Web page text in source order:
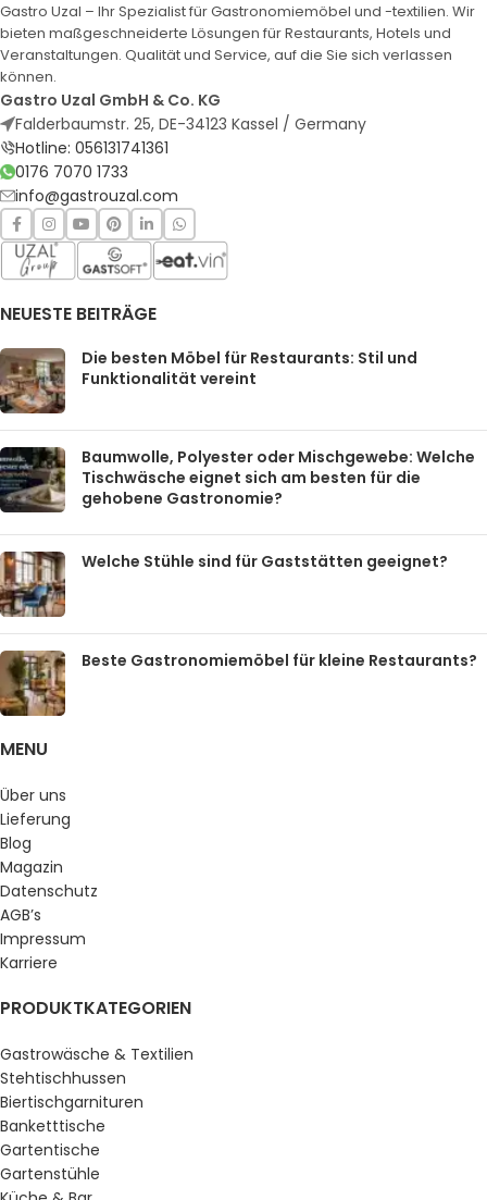
Gastro Uzal – Ihr Spezialist für Gastronomiemöbel und -textilien. Wir
bieten maßgeschneiderte Lösungen für Restaurants, Hotels und
Veranstaltungen. Qualität und Service, auf die Sie sich verlassen
können.
Gastro Uzal GmbH & Co. KG
Falderbaumstr. 25, DE-34123 Kassel / Germany
Hotline: 056131741361
0176 7070 1733
info@gastrouzal.com
NEUESTE BEITRÄGE
Die besten Möbel für Restaurants: Stil und
Funktionalität vereint
Baumwolle, Polyester oder Mischgewebe: Welche
Tischwäsche eignet sich am besten für die
gehobene Gastronomie?
Welche Stühle sind für Gaststätten geeignet?
Beste Gastronomiemöbel für kleine Restaurants?
MENU
Über uns
Lieferung
Blog
Magazin
Datenschutz
AGB’s
Impressum
Karriere
PRODUKTKATEGORIEN
Gastrowäsche & Textilien
Stehtischhussen
Biertischgarnituren
Banketttische
Gartentische
Gartenstühle